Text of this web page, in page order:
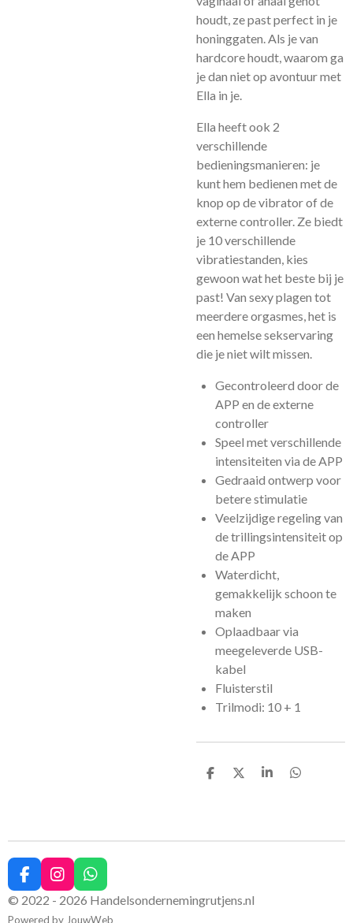
houdt, ze past perfect in je
honinggaten. Als je van
hardcore houdt, waarom ga
je dan niet op avontuur met
Ella in je.
Ella heeft ook 2
verschillende
bedieningsmanieren: je
kunt hem bedienen met de
knop op de vibrator of de
externe controller. Ze biedt
je 10 verschillende
vibratiestanden, kies
gewoon wat het beste bij je
past! Van sexy plagen tot
meerdere orgasmes, het is
een hemelse sekservaring
die je niet wilt missen.
Gecontroleerd door de
APP en de externe
controller
Speel met verschillende
intensiteiten via de APP
Gedraaid ontwerp voor
betere stimulatie
Veelzijdige regeling van
de trillingsintensiteit op
de APP
Waterdicht,
gemakkelijk schoon te
maken
Oplaadbaar via
meegeleverde USB-
kabel
Fluisterstil
Trilmodi: 10 + 1
D
D
S
D
F
a
I
n
W
h
© 2022 - 2026 Handelsondernemingrutjens.nl
Powered by JouwWeb